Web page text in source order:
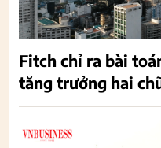
Fitch chỉ ra bài
tăng trưởng hai